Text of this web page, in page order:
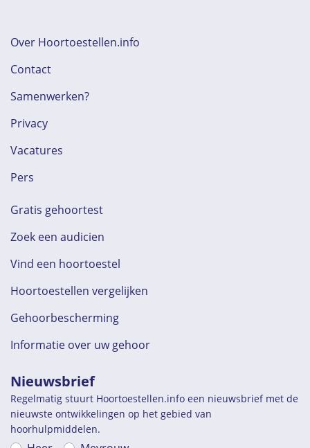
Over Hoortoestellen.info
Contact
Samenwerken?
Privacy
Vacatures
Pers
Gratis gehoortest
Zoek een audicien
Vind een hoortoestel
Hoortoestellen vergelijken
Gehoorbescherming
Informatie over uw gehoor
Nieuwsbrief
Regelmatig stuurt Hoortoestellen.info een nieuwsbrief met de
nieuwste ontwikkelingen op het gebied van
hoorhulpmiddelen.